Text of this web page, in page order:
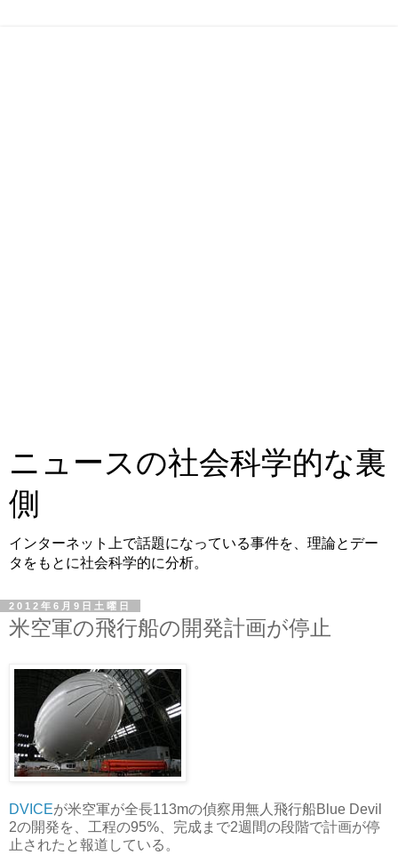
ニュースの社会科学的な裏
側
インターネット上で話題になっている事件を、理論とデー
タをもとに社会科学的に分析。
2012年6月9日土曜日
米空軍の飛行船の開発計画が停止
DVICEが米空軍が全長113mの偵察用無人飛行船Blue Devil
2の開発を、工程の95%、完成まで2週間の段階で計画が停
止されたと報道している。